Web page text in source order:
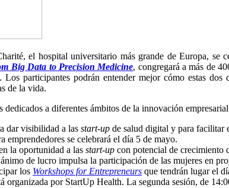
el hospital universitario más grande de Europa, se
Big Data to Precision Medicine, congregará a más de
participantes podrán entender mejor cómo estas dos
de la vida.
dedicados a diferentes ámbitos de la innovación
dar visibilidad a las start-up de salud digital y para facilitar
emprendedores se celebrará el día 5 de mayo.
la oportunidad a las start-up con potencial de crecimiento
de lucro impulsa la participación de las mujeres en
los Workshops for Entrepreneurs que tendrán lugar el
organizada por StartUp Health. La segunda sesión, de